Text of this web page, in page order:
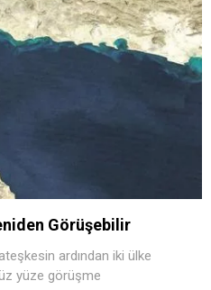
Görüşebilir
ardından iki ülke
yüze görüşme